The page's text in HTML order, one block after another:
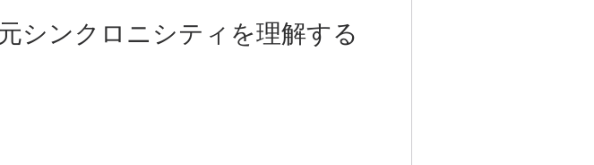
シンクロニシティを理解する